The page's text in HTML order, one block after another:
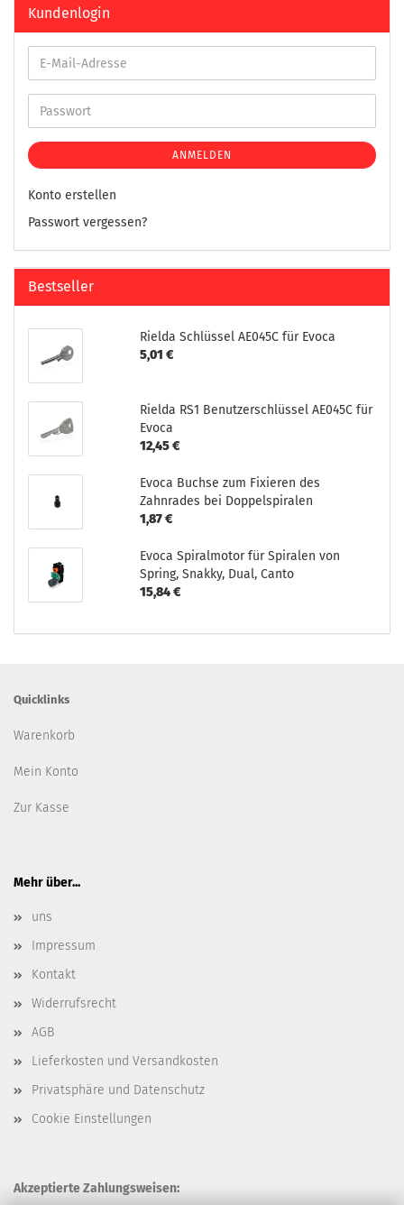
Kundenlogin
ANMELDEN
Konto erstellen
Passwort vergessen?
Bestseller
Rielda Schlüssel AE045C für Evoca
5,01 €
Rielda RS1 Benutzerschlüssel AE045C für
Evoca
12,45 €
Evoca Buchse zum Fixieren des
Zahnrades bei Doppelspiralen
1,87 €
Evoca Spiralmotor für Spiralen von
Spring, Snakky, Dual, Canto
15,84 €
Quicklinks
Warenkorb
Mein Konto
Zur Kasse
Mehr über...
uns
Impressum
Kontakt
Widerrufsrecht
AGB
Lieferkosten und Versandkosten
Privatsphäre und Datenschutz
Cookie Einstellungen
Akzeptierte Zahlungsweisen: